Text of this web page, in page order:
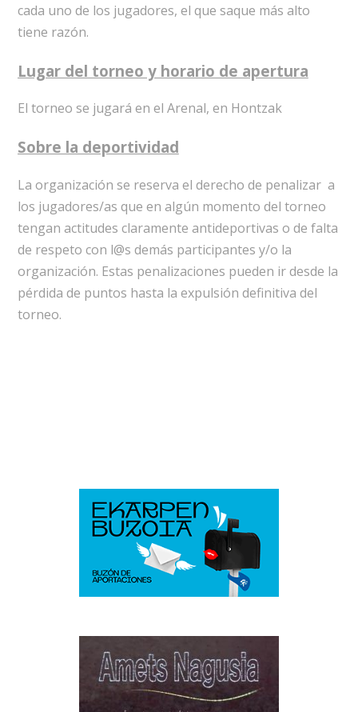
cada uno de los jugadores, el que saque más alto
tiene razón.
Lugar del torneo y horario de apertura
El torneo se jugará en el Arenal, en Hontzak
Sobre la deportividad
La organización se reserva el derecho de penalizar a
los jugadores/as que en algún momento del torneo
tengan actitudes claramente antideportivas o de falta
de respeto con l@s demás participantes y/o la
organización. Estas penalizaciones pueden ir desde la
pérdida de puntos hasta la expulsión definitiva del
torneo.